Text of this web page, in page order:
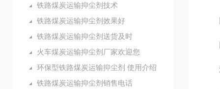
铁路煤炭运输抑尘剂技术
铁路煤炭运输抑尘剂效果好
铁路煤炭运输抑尘剂送货及时
火车煤炭运输抑尘剂厂家欢迎您
环保型铁路煤炭运输抑尘剂 使用介绍
铁路煤炭运输抑尘剂销售电话
溶